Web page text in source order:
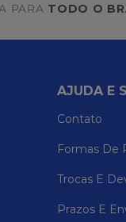
PARA TODO O
AJUDA E
Contato
Formas De
Trocas E
Prazos E